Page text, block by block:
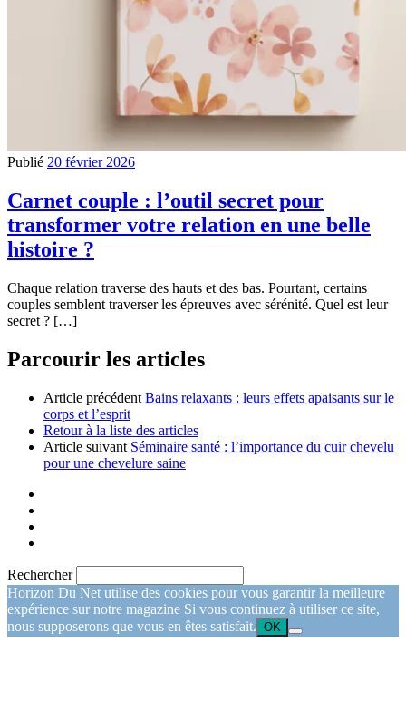
Publié 20 février 2026
Carnet couple : l’outil secret pour
transformer votre relation en une belle
histoire ?
Chaque relation traverse des hauts et des bas. Pourtant, certains
couples semblent traverser les épreuves avec sérénité. Quel est leur
secret ? […]
Parcourir les articles
Article précédent Bains relaxants : leurs effets apaisants sur le
corps et l’esprit
Retour à la liste des articles
Article suivant Séminaire santé : l’importance du cuir chevelu
pour une chevelure saine
Rechercher
Horizon Du Net utilise des cookies pour vous garantir la meilleure
expérience sur notre magazine Si vous continuez à utiliser ce site,
nous supposerons que vous en êtes satisfait. OK